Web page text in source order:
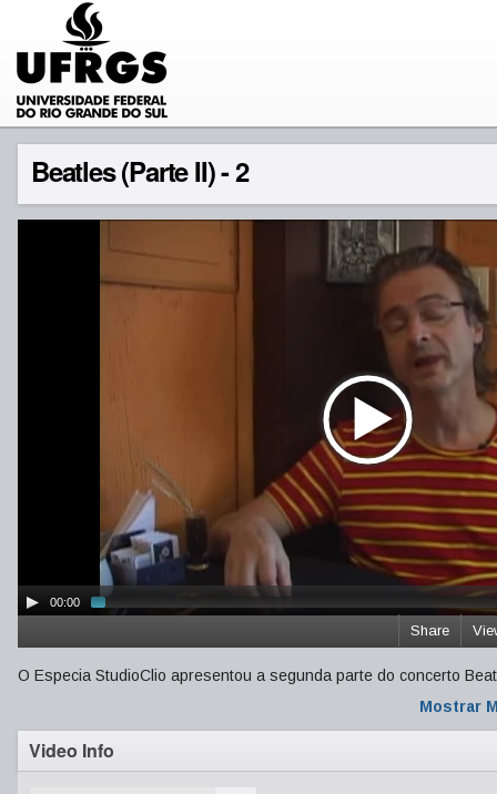
Beatles (Parte II) - 2
00:00
Share
O Especia StudioClio apresentou a segunda parte do concerto
Mostrar
Video Info